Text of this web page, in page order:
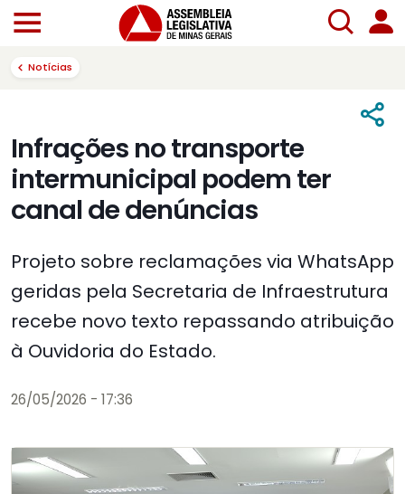
Notícias
Infrações no transporte
intermunicipal podem ter
canal de denúncias
Projeto sobre reclamações via WhatsApp
geridas pela Secretaria de Infraestrutura
recebe novo texto repassando atribuição
à Ouvidoria do Estado.
26/05/2026 - 17:36